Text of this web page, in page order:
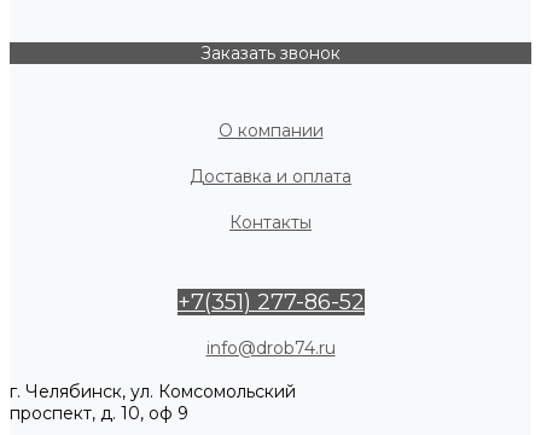
Заказать звонок
О компании
Доставка и оплата
Контакты
+7(351) 277-86-52
info@drob74.ru
г. Челябинск, ул. Комсомольский
проспект, д. 10, оф 9